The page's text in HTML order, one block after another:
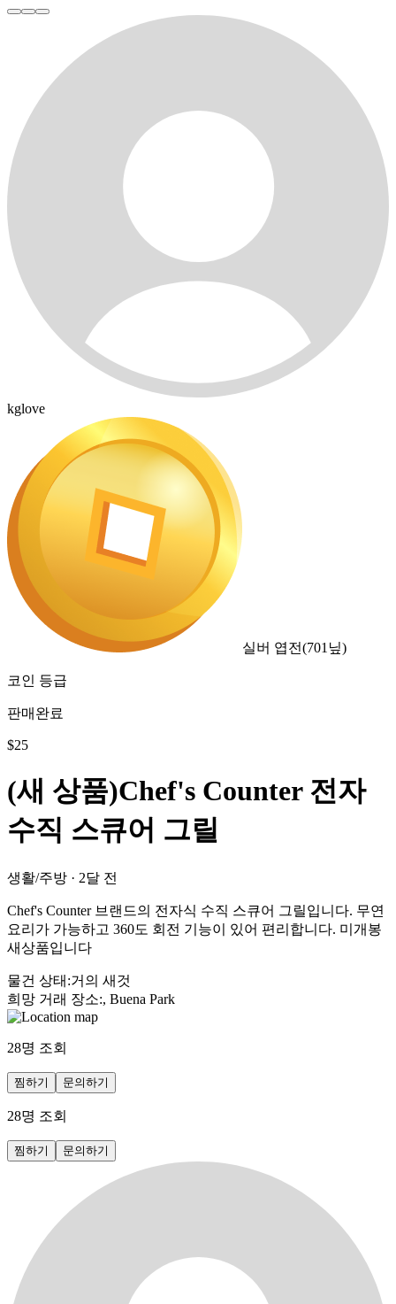
kglove
실버 엽전(701 닢)
코인 등급
판매완료
$25
(새 상품)Chef's Counter 전자
수직 스큐어 그릴
생활/주방 · 2달 전
Chef's Counter 브랜드의 전자식 수직 스큐어 그릴입니다. 무연
요리가 가능하고 360도 회전 기능이 있어 편리합니다. 미개봉
새상품입니다
물건 상태 :거의 새것
희망 거래 장소:, Buena Park
28명 조회
찜하기 문의하기
28명 조회
찜하기 문의하기